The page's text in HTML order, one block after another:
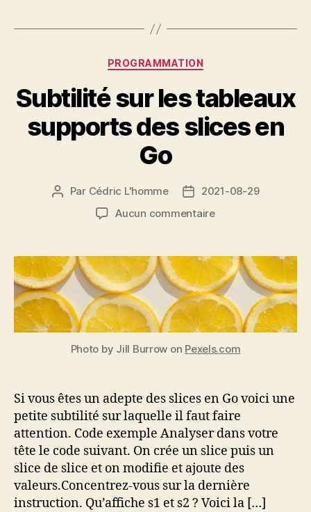
Catégories
PROGRAMMATION
Subtilité sur les tableaux
supports des slices en
Go
Auteur
Par Cédric L'homme
Date
de
2021-08-29
Aucun commentairesur
les
tableaux
supports
des
slices
en
Go
Photo by Jill Burrow on Pexels.com
Si vous êtes un adepte des slices en Go voici une
petite subtilité sur laquelle il faut faire
attention. Code exemple Analyser dans votre
tête le code suivant. On crée un slice puis un
slice de slice et on modifie et ajoute des
valeurs.Concentrez-vous sur la dernière
instruction. Qu’affiche s1 et s2 ? Voici la […]